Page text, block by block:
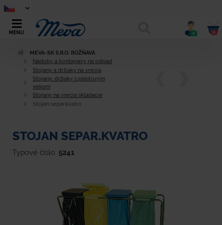
MENU 0 0
MEVA-SK S.R.O. ROŽŇAVA
Nádoby a kontajnery na odpad
Stojany a držiaky na vrecia
Stojany, držiaky s plastovým
vekom
Stojany na vrecia skladacie
Stojan separ.kvatro
STOJAN SEPAR.KVATRO
Typové číslo: 5241